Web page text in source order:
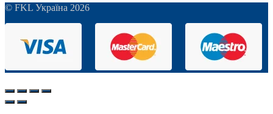
© FKL Україна 2026